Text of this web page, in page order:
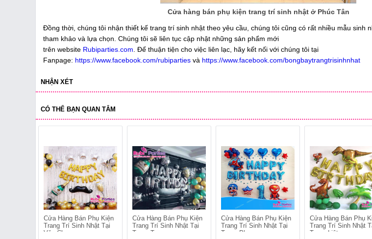
Cửa hàng bán phụ kiện trang trí sinh nhật ở Phúc Tân
Đồng thời, chúng tôi nhận thiết kế trang trí sinh nhật theo yêu cầu, chúng tôi cũng có rất nhiều mẫu sinh
tham khảo và lựa chọn. Chúng tôi sẽ liên tục cập nhật những sản phẩm mới
trên website Rubiparties.com . Để thuận tiện cho việc liên lạc, hãy kết nối với chúng tôi tại
Fanpage: https://www.facebook.com/rubiparties và https://www.facebook.com/bongbaytrangtrisinhnhat
NHẬN XÉT
CÓ THỂ BẠN QUAN TÂM
Cửa Hàng Bán Phụ Kiện
Trang Trí Sinh Nhật Tại
Văn Chương
Cửa Hàng Bán Phụ Kiện
Trang Trí Sinh Nhật Tại
Trung Tự
Cửa Hàng Bán Phụ Kiện
Trang Trí Sinh Nhật Tại
Trung Phụng
Cửa Hàng Bán Phụ
Trang Trí Sinh Nhật
Trung Liệt